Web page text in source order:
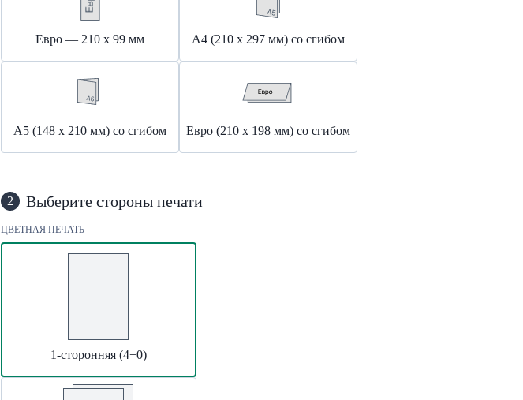
Евро — 210 х 99 мм А4 (210 х 297 мм) со сгибом
А5 (148 x 210 мм) со сгибом Евро (210 x 198 мм) со сгибом
2 Выберите стороны печати
ЦВЕТНАЯ ПЕЧАТЬ
1-сторонняя (4+0)